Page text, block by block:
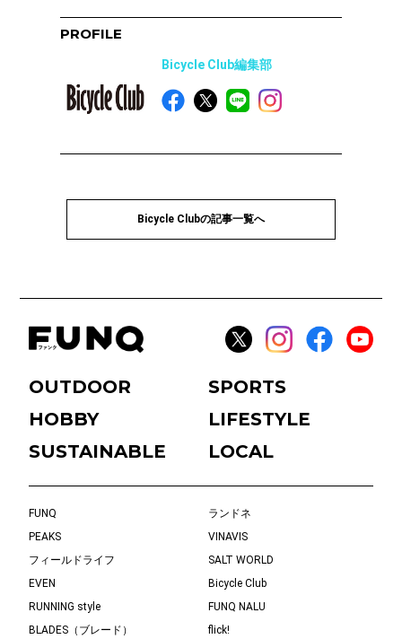
PROFILE
Bicycle Club編集部
Bicycle Clubの記事一覧へ
OUTDOOR
SPORTS
HOBBY
LIFESTYLE
SUSTAINABLE
LOCAL
FUNQ
ランドネ
PEAKS
VINAVIS
フィールドライフ
SALT WORLD
EVEN
Bicycle Club
RUNNING style
FUNQ NALU
BLADES（ブレード）
flick!